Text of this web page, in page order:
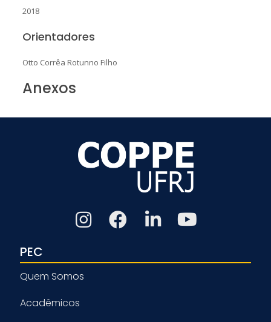
2018
Orientadores
Otto Corrêa Rotunno Filho
Anexos
PEC
Quem Somos
Acadêmicos